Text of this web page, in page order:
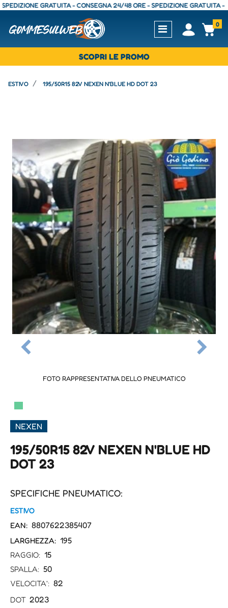
GRATUITA - CONSEGNA 24/48 ORE - SPEDIZIONE GRATUITA -
Open0
SCOPRI LE PROMO
ESTIVO 195/50R15 82V NEXEN N'BLUE HD DOT 23
FOTO RAPPRESENTATIVA DELLO PNEUMATICO
▀
NEXEN
195/50R15 82V NEXEN N'BLUE HD
DOT 23
SPECIFICHE PNEUMATICO:
ESTIVO
EAN: 8807622385407
LARGHEZZA: 195
RAGGIO: 15
SPALLA: 50
VELOCITA': 82
DOT 2023